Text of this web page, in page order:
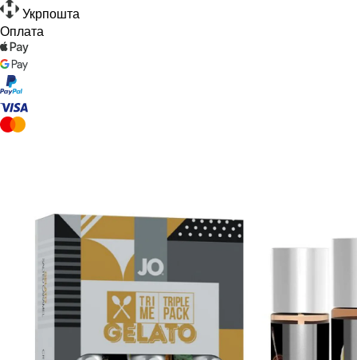
Укрпошта
Оплата